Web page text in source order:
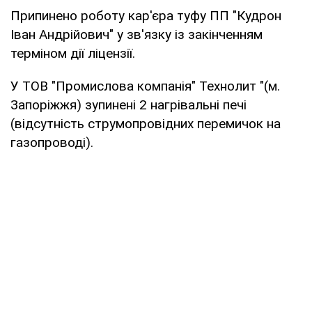
Припинено роботу кар'єра туфу ПП "Кудрон
Іван Андрійович" у зв'язку із закінченням
терміном дії ліцензії.
У ТОВ "Промислова компанія" Технолит "(м.
Запоріжжя) зупинені 2 нагрівальні печі
(відсутність струмопровідних перемичок на
газопроводі).